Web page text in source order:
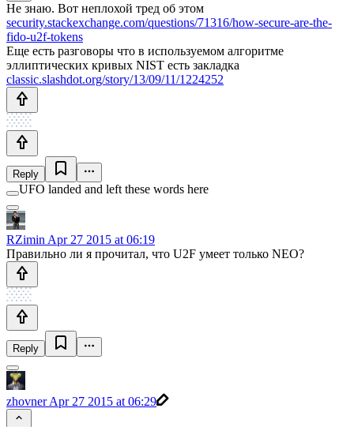
Не знаю. Вот неплохой тред об этом
security.stackexchange.com/questions/71316/how-secure-are-the-
fido-u2f-tokens
Еще есть разговоры что в используемом алгоритме
эллиптических кривых NIST есть закладка
classic.slashdot.org/story/13/09/11/1224252
Reply
UFO landed and left these words here
RZimin Apr 27 2015 at 06:19
Правильно ли я прочитал, что U2F умеет только NEO?
Reply
zhovnerApr 27 2015 at 06:29